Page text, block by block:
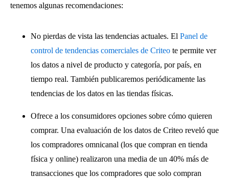
tenemos algunas recomendaciones:
No pierdas de vista las tendencias actuales. El Panel de
control de tendencias comerciales de Criteo te permite ver
los datos a nivel de producto y categoría, por país, en
tiempo real. También publicaremos periódicamente las
tendencias de los datos en las tiendas físicas.
Ofrece a los consumidores opciones sobre cómo quieren
comprar. Una evaluación de los datos de Criteo reveló que
los compradores omnicanal (los que compran en tienda
física y online) realizaron una media de un 40% más de
transacciones que los compradores que solo compran